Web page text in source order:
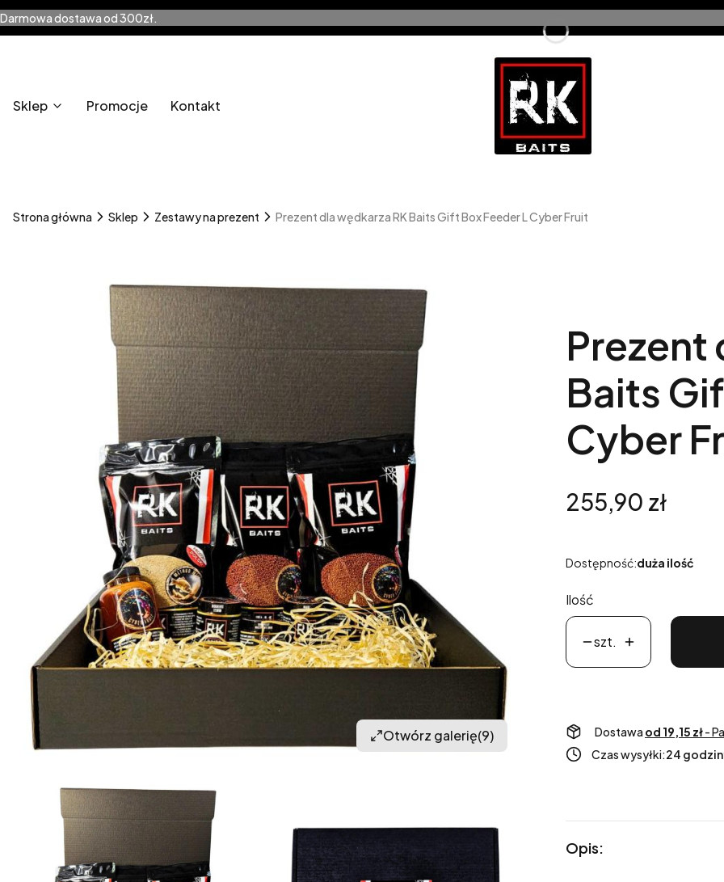
Darmowa dostawa od 300zł.
Sklep Promocje Kontakt
Strona główna Sklep Zestawy na prezent Prezent dla wędkarza RK Baits Gift Box Feeder L Cyber Fruit
Otwórz galerię(9)
Prezent
Baits
Cyber
Cena
255,90 zł
Dostępność:duża ilość
Ilość
szt.
Dostawa od 19,15 zł-
Czas wysyłki:24
Opis: